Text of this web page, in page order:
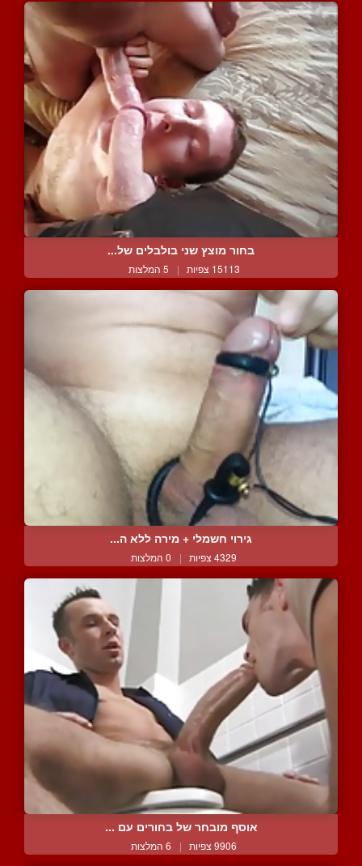
בחור מוצץ שני בולבלים של...
15113 צפיות | 5 המלצות
גירוי חשמלי + מירה ללא ה...
4329 צפיות | 0 המלצות
אוסף מובחר של בחורים עם ...
9906 צפיות | 6 המלצות